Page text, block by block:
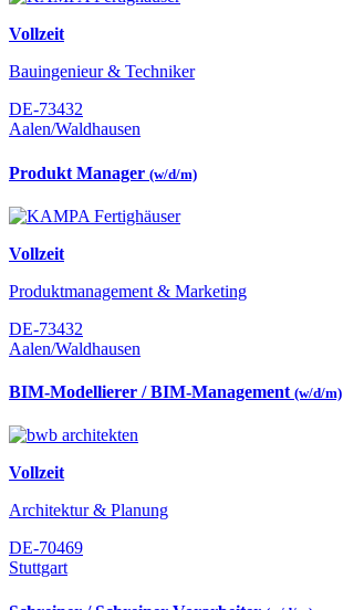
Vollzeit
Bauingenieur & Techniker
DE-73432
Aalen/Waldhausen
Produkt Manager (w/d/m)
Vollzeit
Produktmanagement & Marketing
DE-73432
Aalen/Waldhausen
BIM-Modellierer / BIM-Management (w/d/m)
Vollzeit
Architektur & Planung
DE-70469
Stuttgart